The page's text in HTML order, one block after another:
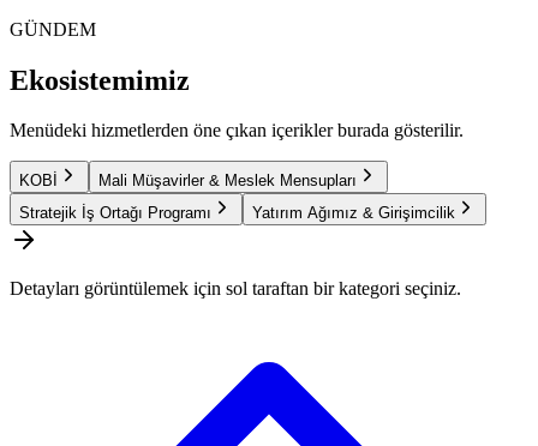
GÜNDEM
Ekosistemimiz
Menüdeki hizmetlerden öne çıkan içerikler burada gösterilir.
KOBİ
Mali Müşavirler & Meslek Mensupları
Stratejik İş Ortağı Programı
Yatırım Ağımız & Girişimcilik
Detayları görüntülemek için sol taraftan bir kategori seçiniz.